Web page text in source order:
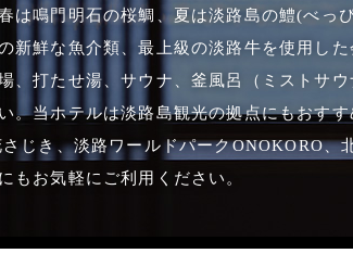
は鳴門明石の桜鯛、夏は淡路島の鱧(べっ
新鮮な魚介類、最上級の淡路牛を使用し
、打たせ湯、サウナ、釜風呂（ミストサ
。当ホテルは淡路島観光の拠点にもおす
じき、淡路ワールドパークONOKORO、
もお気軽にご利用ください。